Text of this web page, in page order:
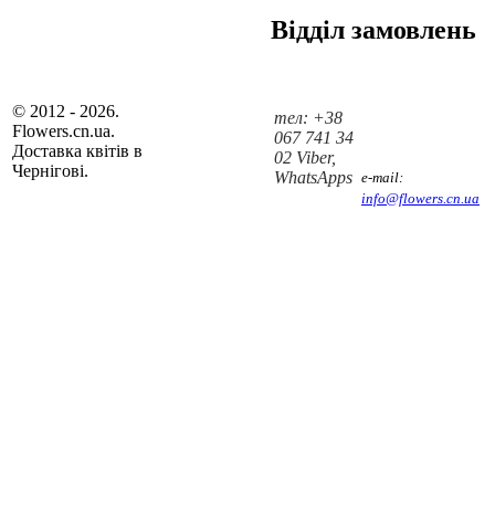
© 2012 - 2026.
Flowers.cn.ua.
Доставка квітів в
Чернігові.
Відділ замовлень
тел: +38
067 741 34
02 Viber,
WhatsApps e-mail:
info@flowers.cn.ua